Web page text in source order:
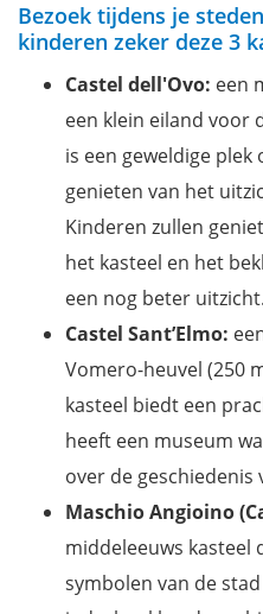
Wil jij ook niets missen tijdens
Bezoek tijdens je
kinderen zeker deze 3
Castel dell'Ovo: een
een klein eiland voor
is een geweldige
genieten van het
Kinderen zullen
het kasteel en het
een nog beter uitzicht.
Castel Sant’Elmo:
Vomero-heuvel (250
kasteel biedt een
heeft een museum
over de geschiedenis
Maschio Angioino
middeleeuws kasteel
symbolen van de